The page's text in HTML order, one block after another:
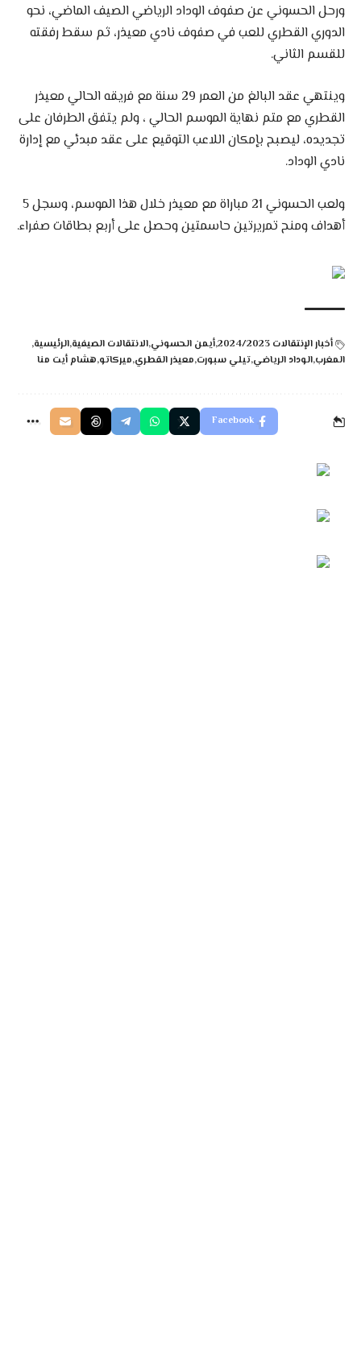
ورحل الحسوني عن صفوف الوداد الرياضي الصيف الماضي، نحو
الدوري القطري للعب في صفوف نادي معيذر، ثم سقط رفقته
للقسم الثاني.
وينتهي عقد البالغ من العمر 29 سنة مع فريقه الحالي معيذر
القطري مع متم نهاية الموسم الحالي ، ولم يتفق الطرفان على
تجديده، ليصبح بإمكان اللاعب التوقيع على عقد مبدئي مع إدارة
نادي الوداد.
ولعب الحسوني 21 مباراة مع معيذر خلال هذا الموسم، وسجل 5
أهداف ومنح تمريرتين حاسمتين وحصل على أربع بطاقات صفراء.
أخبار الإنتقالات 2024/2023 أيمن الحسونيالانتقالات الصيفيةالرئيسية
المغربالوداد الرياضيتيلي سبورتمعيذر القطريميركاتوهشام أيت منا
Facebook